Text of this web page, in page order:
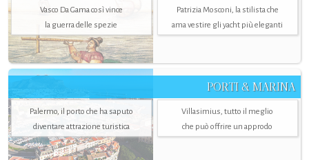
Vasco Da Gama così vince
la guerra delle spezie
Patrizia Mosconi, la stilista che
ama vestire gli yacht più eleganti
PORTI & MARINA
Palermo, il porto che ha saputo
diventare attrazione turistica
Villasimius, tutto il meglio
che può offrire un approdo